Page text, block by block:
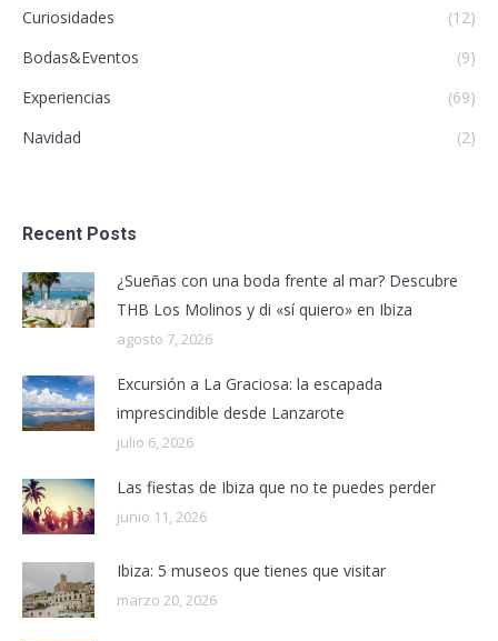
Curiosidades
(12)
Bodas&Eventos
(9)
Experiencias
(69)
Navidad
(2)
Recent Posts
¿Sueñas con una boda frente al mar? Descubre
THB Los Molinos y di «sí quiero» en Ibiza
agosto 7, 2026
Excursión a La Graciosa: la escapada
imprescindible desde Lanzarote
julio 6, 2026
Las fiestas de Ibiza que no te puedes perder
junio 11, 2026
Ibiza: 5 museos que tienes que visitar
marzo 20, 2026